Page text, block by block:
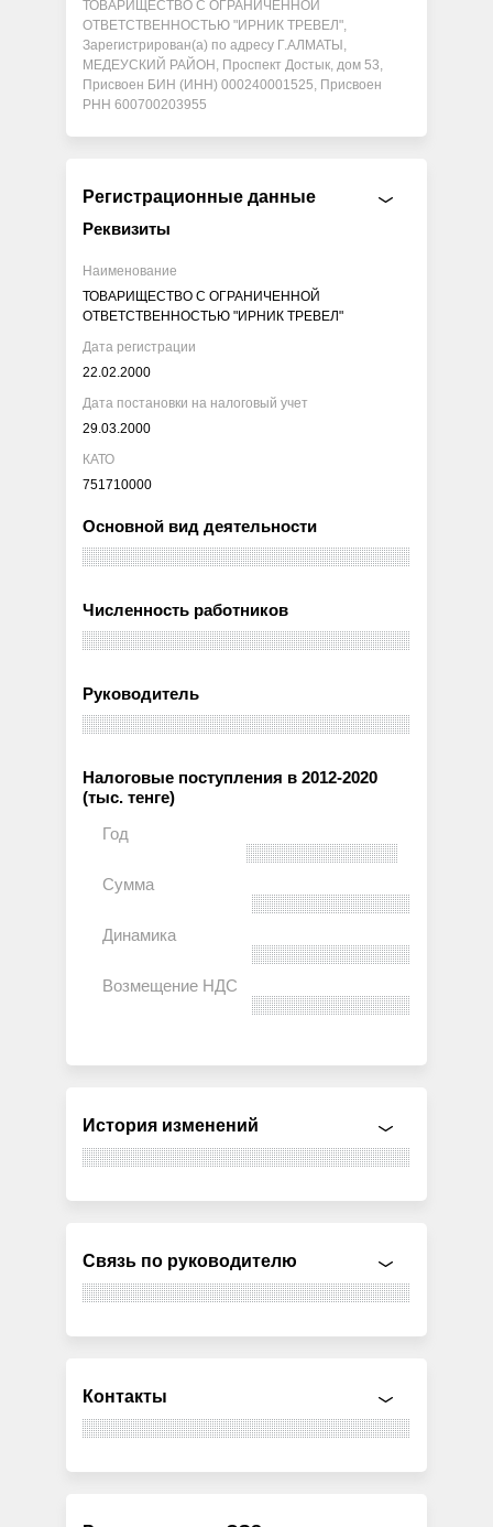
ТОВАРИЩЕСТВО С ОГРАНИЧЕННОЙ
ОТВЕТСТВЕННОСТЬЮ "ИРНИК ТРЕВЕЛ",
Зарегистрирован(а) по адресу Г.АЛМАТЫ,
МЕДЕУСКИЙ РАЙОН, Проспект Достык, дом 53,
Присвоен БИН (ИНН) 000240001525, Присвоен
РНН 600700203955
Регистрационные данные
Реквизиты
Наименование
ТОВАРИЩЕСТВО С ОГРАНИЧЕННОЙ
ОТВЕТСТВЕННОСТЬЮ "ИРНИК ТРЕВЕЛ"
Дата регистрации
22.02.2000
Дата постановки на налоговый учет
29.03.2000
КАТО
751710000
Основной вид деятельности
Численность работников
Руководитель
Налоговые поступления в 2012-2020
(тыс. тенге)
История изменений
Связь по руководителю
Контакты